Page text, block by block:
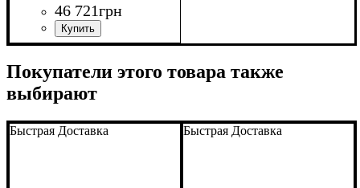
46 721грн
Покупатели этого товара также
выбирают
Быстрая Доставка Быстрая Доставка